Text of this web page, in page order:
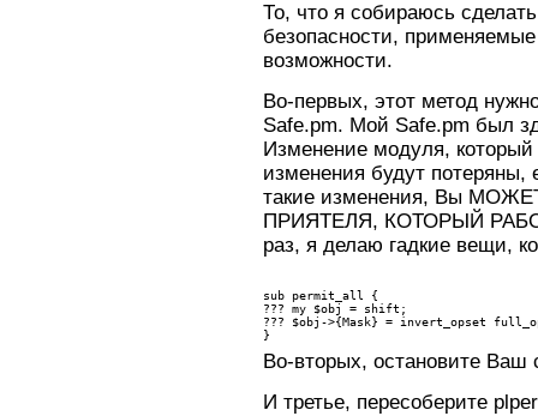
То, что я собираюсь
безопасности,
возможности.
Во-первых, этот метод
Safe.pm. Мой Safe.pm был
Изменение модуля,
изменения будут
такие изменения, Вы
ПРИЯТЕЛЯ, КОТОРЫЙ
раз, я делаю гадкие вещи,
sub permit_all {
??? my $obj = shift;
???
$obj->{Mask} = invert_opset
}
Во-вторых, остановите Ваш
И третье, пересоберите